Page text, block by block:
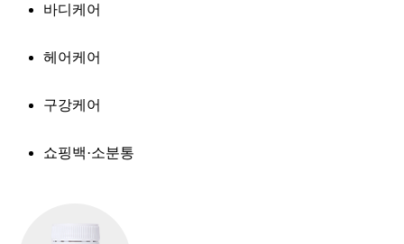
바디케어
헤어케어
구강케어
쇼핑백·소분통